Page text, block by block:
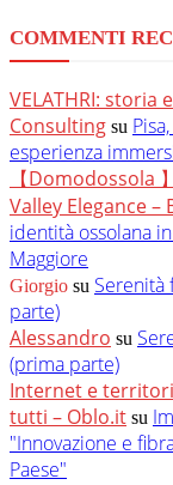
COMMENTI
VELATHRI:
Consulting su
esperienza
【Domodossola
Valley Elegance –
identità ossolana
Maggiore
Giorgio su Serenità
parte)
Alessandro su
(prima parte)
Internet e
tutti – Oblo.it su
"Innovazione e
Paese"